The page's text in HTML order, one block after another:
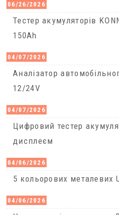
06/26/2026
Тестер акумуляторів
150Ah
04/07/2026
Аналізатор
12/24V
04/07/2026
Цифровий тестер
дисплеєм
04/06/2026
5 кольорових металевих
04/06/2026